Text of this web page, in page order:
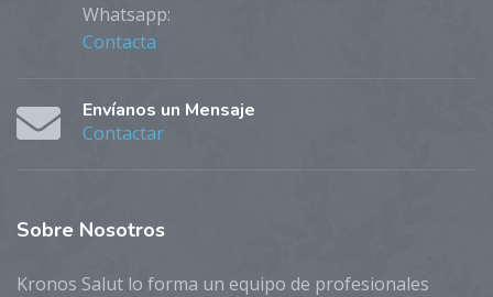
Whatsapp:
Contacta
Envíanos un Mensaje
Contactar
Sobre Nosotros
Kronos Salut lo forma un equipo de profesionales